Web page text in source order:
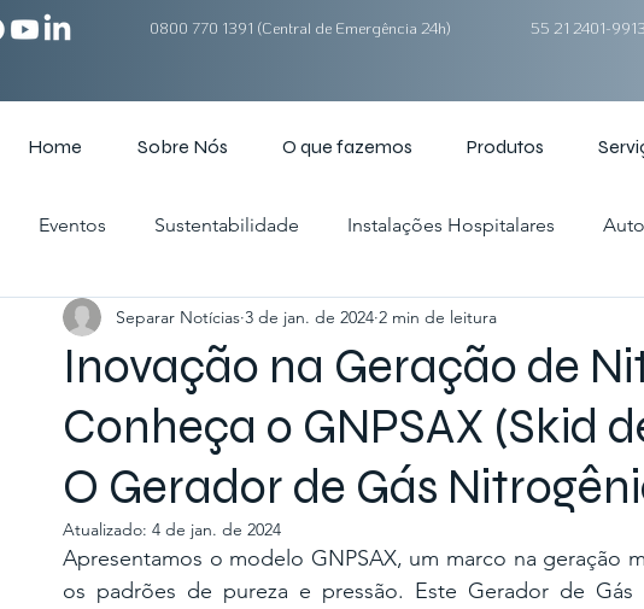
0800 770 1391 (Central de Emergência 24h) 55 21 2401-9913
Home Sobre Nós O que fazemos Produtos
Eventos Sustentabilidade Instalações Hospitalares
Instalações Industriais Instalações Controle de Atmosfera
Inovação na Geração de
Conheça o GNPSAX (Skid
O Gerador de Gás
Separar Notícias 3 de jan. de 2024 2 min de leitura
Atualizado: 4 de jan. de 2024
Apresentamos o modelo GNPSAX, um marco na geração
os padrões de pureza e pressão. Este Gerador de